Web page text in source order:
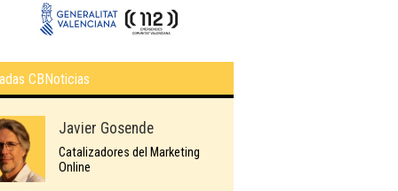
CBNoticias
Javier Gosende
Catalizadores del Marketing
Online